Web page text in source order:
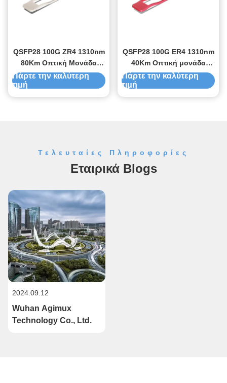
QSFP28 100G ZR4 1310nm
80Km Οπτική Μονάδα
Πηρακτηρίου
Πάρτε την καλύτερη
τιμή
QSFP28 100G ER4 1310nm
40Km Οπτική μονάδα
δέκτη
Πάρτε την καλύτερη
τιμή
2024.09.12
Wuhan Agimux
Technology Co., Ltd.
Τελευταίες Πληροφορίες
Εταιρικά Blogs